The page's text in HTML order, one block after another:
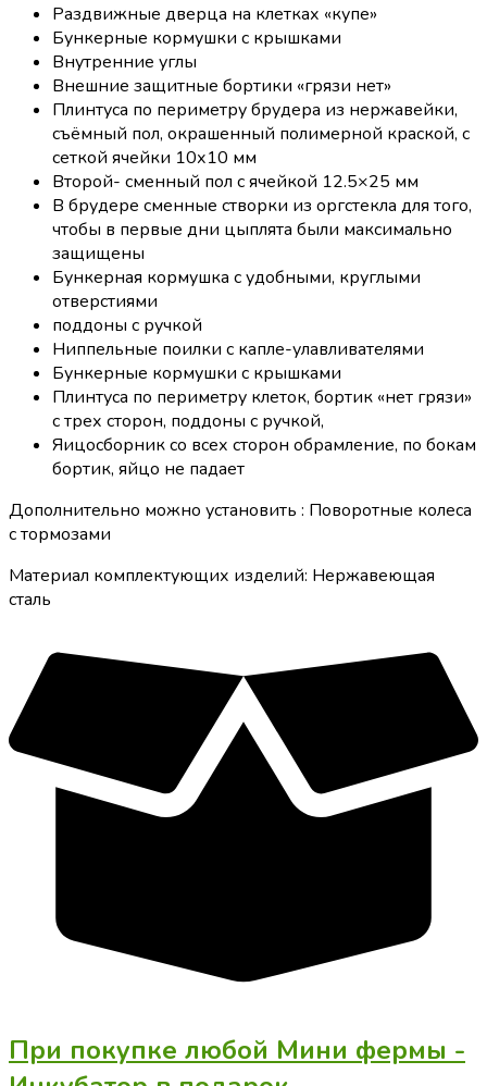
Раздвижные дверца на клетках «купе»
Бункерные кормушки с крышками
Внутренние углы
Внешние защитные бортики «грязи нет»
Плинтуса по периметру брудера из нержавейки,
съёмный пол, окрашенный полимерной краской, с
сеткой ячейки 10х10 мм
Второй- сменный пол с ячейкой 12.5×25 мм
В брудере сменные створки из оргстекла для того,
чтобы в первые дни цыплята были максимально
защищены
Бункерная кормушка с удобными, круглыми
отверстиями
поддоны с ручкой
Ниппельные поилки с капле-улавливателями
Бункерные кормушки с крышками
Плинтуса по периметру клеток, бортик «нет грязи»
с трех сторон, поддоны с ручкой,
Яицосборник со всех сторон обрамление, по бокам
бортик, яйцо не падает
Дополнительно можно установить : Поворотные колеса
с тормозами
Материал комплектующих изделий: Нержавеющая
сталь
При покупке любой Мини фермы -